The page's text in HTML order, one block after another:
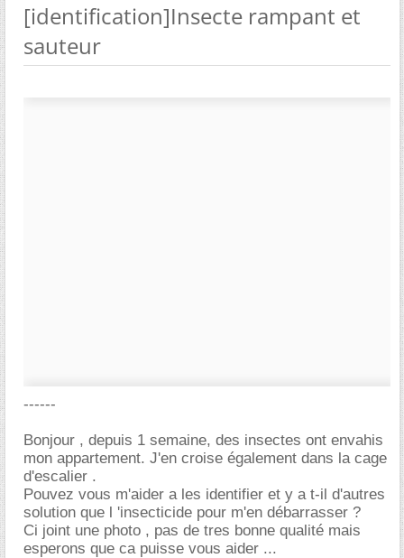
[identification]Insecte rampant et
sauteur
------
Bonjour , depuis 1 semaine, des insectes ont envahis
mon appartement. J'en croise également dans la cage
d'escalier .
Pouvez vous m'aider a les identifier et y a t-il d'autres
solution que l 'insecticide pour m'en débarrasser ?
Ci joint une photo , pas de tres bonne qualité mais
esperons que ca puisse vous aider ...